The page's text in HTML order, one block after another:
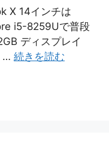
X 14インチは
i5-8259Uで普段
ディスプレイ
… 続きを読む